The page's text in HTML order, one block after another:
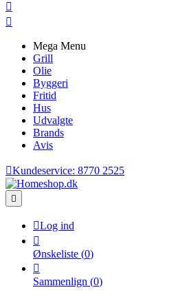


Mega Menu
Grill
Olie
Byggeri
Fritid
Hus
Udvalgte
Brands
Avis
Kundeservice: 8770 2525

Log ind

Ønskeliste (0)

Sammenlign (0)